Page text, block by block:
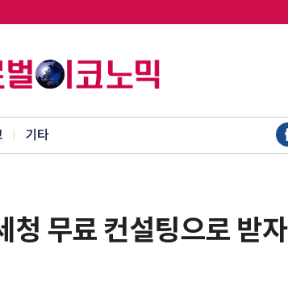
기타
무료 컨설팅으로 받자